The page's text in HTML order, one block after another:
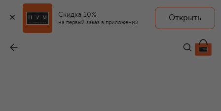
Скидка 10%
на первый заказ в приложении
Открыть
31 500 ₽